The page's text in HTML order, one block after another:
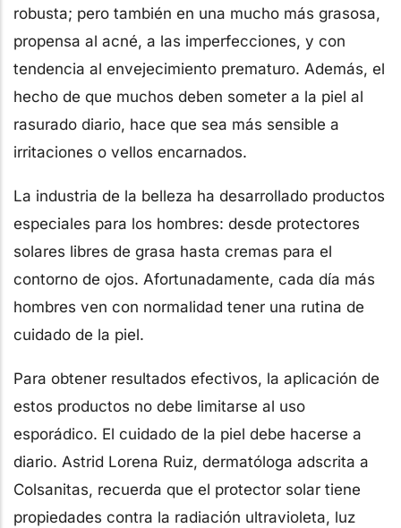
robusta; pero también en una mucho más grasosa,
propensa al acné, a las imperfecciones, y con
tendencia al envejecimiento prematuro. Además, el
hecho de que muchos deben someter a la piel al
rasurado diario, hace que sea más sensible a
irritaciones o vellos encarnados.
La industria de la belleza ha desarrollado productos
especiales para los hombres: desde protectores
solares libres de grasa hasta cremas para el
contorno de ojos. Afortunadamente, cada día más
hombres ven con normalidad tener una rutina de
cuidado de la piel.
Para obtener resultados efectivos, la aplicación de
estos productos no debe limitarse al uso
esporádico. El cuidado de la piel debe hacerse a
diario. Astrid Lorena Ruiz, dermatóloga adscrita a
Colsanitas, recuerda que el protector solar tiene
propiedades contra la radiación ultravioleta, luz